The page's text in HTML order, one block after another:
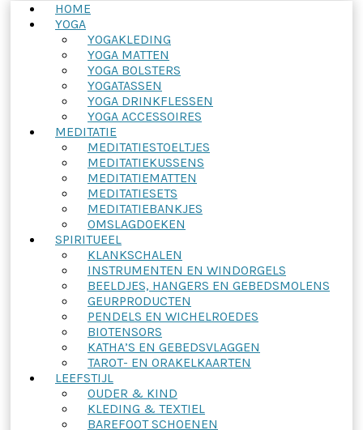
HOME
YOGA
YOGAKLEDING
YOGA MATTEN
YOGA BOLSTERS
YOGATASSEN
YOGA DRINKFLESSEN
YOGA ACCESSOIRES
MEDITATIE
MEDITATIESTOELTJES
MEDITATIEKUSSENS
MEDITATIEMATTEN
MEDITATIESETS
MEDITATIEBANKJES
OMSLAGDOEKEN
SPIRITUEEL
KLANKSCHALEN
INSTRUMENTEN EN WINDORGELS
BEELDJES, HANGERS EN GEBEDSMOLENS
GEURPRODUCTEN
PENDELS EN WICHELROEDES
BIOTENSORS
KATHA’S EN GEBEDSVLAGGEN
TAROT- EN ORAKELKAARTEN
LEEFSTIJL
OUDER & KIND
KLEDING & TEXTIEL
BAREFOOT SCHOENEN